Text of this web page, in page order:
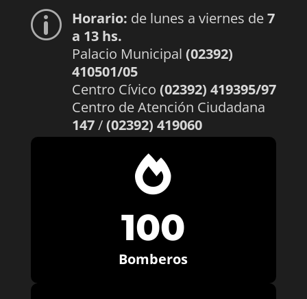
p Horario: de lunes a viernes de7
a 13 hs.
Palacio Municipal (02392)
410501/05
Centro Cívico (02392) 419395/97
Centro de Atención Ciudadana
147/(02392) 419060

100
Bomberos